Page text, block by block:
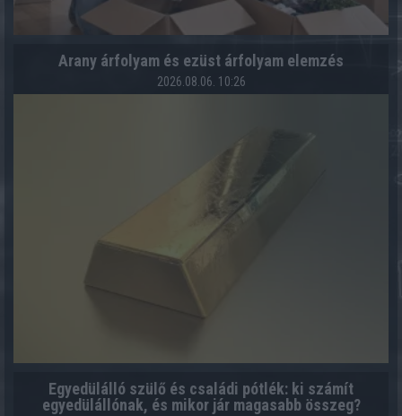
Arany árfolyam és ezüst árfolyam elemzés
2026.08.06. 10:26
Egyedülálló szülő és családi pótlék: ki számít
egyedülállónak, és mikor jár magasabb összeg?